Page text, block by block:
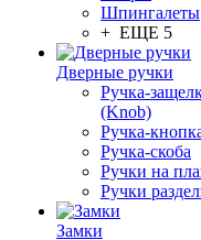
Шпингалеты
+ ЕЩЕ 5
Дверные ручки
Ручка-
(Knob)
Ручка-
Ручка-скоба
Ручки на
Ручки
Замки